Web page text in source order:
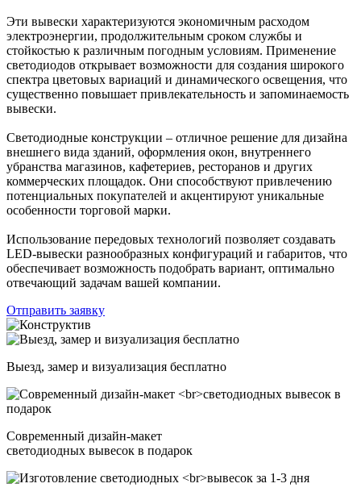
Эти вывески характеризуются экономичным расходом
электроэнергии, продолжительным сроком службы и
стойкостью к различным погодным условиям. Применение
светодиодов открывает возможности для создания широкого
спектра цветовых вариаций и динамического освещения, что
существенно повышает привлекательность и запоминаемость
вывески.
Светодиодные конструкции – отличное решение для дизайна
внешнего вида зданий, оформления окон, внутреннего
убранства магазинов, кафетериев, ресторанов и других
коммерческих площадок. Они способствуют привлечению
потенциальных покупателей и акцентируют уникальные
особенности торговой марки.
Использование передовых технологий позволяет создавать
LED-вывески разнообразных конфигураций и габаритов, что
обеспечивает возможность подобрать вариант, оптимально
отвечающий задачам вашей компании.
Отправить заявку
Выезд, замер и визуализация бесплатно
Современный дизайн-макет
светодиодных вывесок в подарок